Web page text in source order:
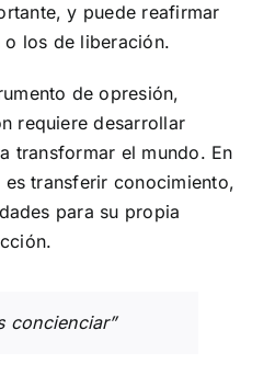
y puede reafirmar
los de liberación.
de opresión,
requiere desarrollar
transformar el mundo. En
transferir conocimiento,
para su propia
concienciar”